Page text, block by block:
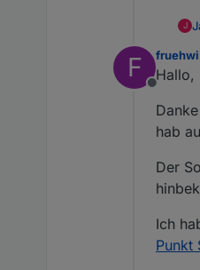
J
F
Offline
fruehwi
Hallo,
Danke
hab
Der
Ich
Punkt